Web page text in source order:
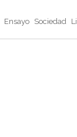
Ensayo Sociedad